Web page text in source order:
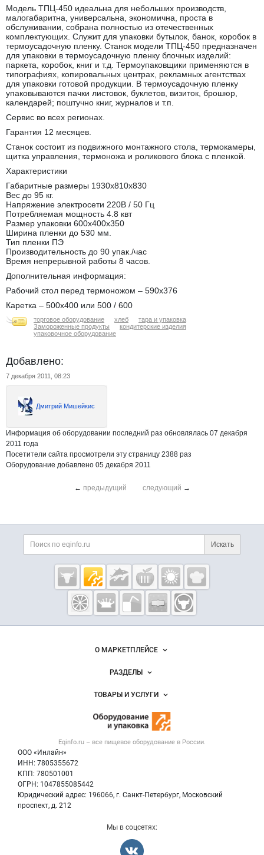
Модель ТПЦ-450 идеальна для небольших производств,
малогабаритна, универсальна, экономична, проста в
обслуживании, собрана полностью из отечественных
комплектующих. Служит для упаковки бутылок, банок, коробок в
термоусадочную пленку. Станок модели ТПЦ-450 предназначен
для упаковки в термоусадочную пленку блочных изделий:
паркета, коробок, книг и т.д. Термоупаковщики применяются в
типографиях, копировальных центрах, рекламных агентствах
для упаковки готовой продукции. В термоусадочную пленку
упаковываются пачки листовок, буклетов, визиток, брошюр,
календарей; поштучно книг, журналов и т.п.
Сервис во всех регионах.
Гарантия 12 месяцев.
Станок состоит из подвижного монтажного стола, термокамеры,
щитка управления, термоножа и роликового блока с пленкой.
Характеристики
Габаритные размеры 1930х810х830
Вес до 95 кг.
Напряжение электросети 220В / 50 Гц
Потребляемая мощность 4.8 квт
Размер упаковки 600х400х350
Ширина пленки до 530 мм.
Тип пленки ПЭ
Производительность до 90 упак./час
Время непрерывной работы 8 часов.
Дополнительная информация:
Рабочий стол перед термоножом – 590х376
Каретка – 500х400 или 500 / 600
торговое оборудование хлеб
тара и упаковка
Замороженные продукты
кондитерские изделия
упаковочное оборудование
Добавлено:
7 декабря 2011, 08:23
Дмитрий Мишейкис
Информация об оборудовании последний раз обновлялась 07 декабря
2011 года
Посетители сайта просмотрели эту страницу 2388 раз
Оборудование добавлено 05 декабря 2011
← предыдущий следующий →
Дополнительная информация
Поиск по сайту и
Искать
Cсылки на полезные проекты
Eqinfo.ru —
пищевое
оборудование
и упаковка
Важные разделы и контакты
Eqinfo.ru – все пищевое оборудование в России.
ООО «Инлайн»
ИНН: 7805355672
КПП: 780501001
ОГРН: 1047855085442
Юридический адрес: 196066, г. Санкт-Петербург, Московский
проспект, д. 212
Навигация по сайтуО МАРКЕТПЛЕЙСЕ
Новости Eqinfo.ru
Размещение рекламы
Публичная оферта
Контактная информация
Политика обработки персональных данных
РАЗДЕЛЫ
Объявления
Вакансии
ТОВАРЫ И УСЛУГИ
Оборудование для пищепрома
Тара и упаковка
Б/у оборудование
Мы в соцсетях: